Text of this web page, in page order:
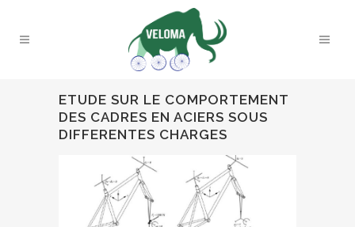
ETUDE SUR LE COMPORTEMENT
DES CADRES EN ACIERS SOUS
DIFFERENTES CHARGES